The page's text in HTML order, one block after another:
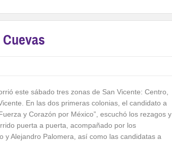
este sábado tres zonas de San Vicente: Centro,
En las dos primeras colonias, el candidato a
y Corazón por México”, escuchó los rezagos y
puerta a puerta, acompañado por los
y Alejandro Palomera, así como las candidatas a